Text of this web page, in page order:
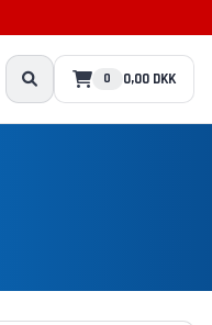
0 0,00 DKK